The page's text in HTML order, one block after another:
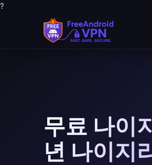
?
무료 나이
년 나이지